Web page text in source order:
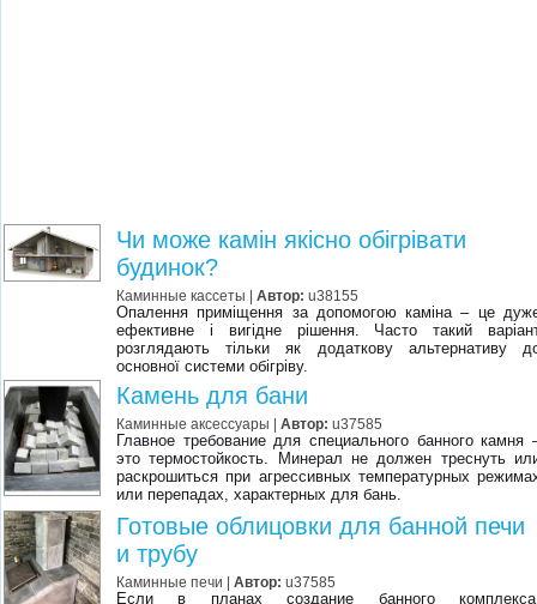
Чи може камін якісно обігрівати
будинок?
Каминные кассеты |Автор: u38155
Опалення приміщення за допомогою каміна – це
ефективне і вигідне рішення. Часто такий
розглядають тільки як додаткову альтернативу
основної системи обігріву.
Камень для бани
Каминные аксессуары |Автор: u37585
Главное требование для специального банного камня
это термостойкость. Минерал не должен треснуть
раскрошиться при агрессивных температурных
или перепадах, характерных для бань.
Готовые облицовки для банной печи
и трубу
Каминные печи |Автор: u37585
Если в планах создание банного